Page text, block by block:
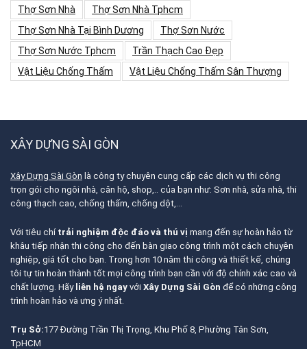
Thợ Sơn Nhà
Thợ Sơn Nhà Tphcm
Thợ Sơn Nhà Tại Bình Dương
Thợ Sơn Nước
Thợ Sơn Nước Tphcm
Trần Thạch Cao Đẹp
Vật Liệu Chống Thấm
Vật Liệu Chống Thấm Sân Thượng
XÂY DỰNG SÀI GÒN
Xây Dựng Sài Gòn là công ty chuyên cung cấp các dịch vụ thi công
trọn gói cho ngôi nhà, căn hộ, shop,.. của bạn như: Sơn nhà, sửa nhà, thi
công thạch cao, chống thấm, chống dột,…
Với tiêu chí trải nghiệm độc đáo và thú vị mang đến sự hoàn hảo từ
khâu tiếp nhận thi công cho đến bàn giao công trình một cách chuyên
nghiệp, giá tốt cho bạn. Trong hơn 10 năm thi công và thiết kế, chúng
tôi tự tin hoàn thành tốt mọi công trình bạn cần với độ chính xác cao và
chất lượng. Hãy liên hệ ngay với Xây Dựng Sài Gòn để có những công
trình hoàn hảo và ưng ý nhất.
Trụ Sở:177 Đường Trần Thị Trọng, Khu Phố 8, Phường Tân Sơn,
TpHCM